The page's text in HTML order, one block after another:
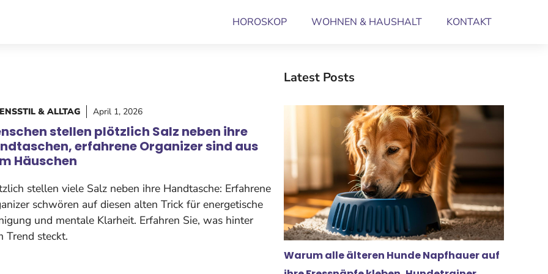
HOROSKOP WOHNEN & HAUSHALT KONTAKT
& ALLTAG April 1, 2026
stellen plötzlich Salz neben ihre
erfahrene Organizer sind aus
Häuschen
stellen viele Salz neben ihre Handtasche: Erfahrene
schwören auf diesen alten Trick für energetische
und mentale Klarheit. Erfahren Sie, was hinter
Trend steckt.
Latest Posts
Warum alle älteren Hunde Napfhauer auf